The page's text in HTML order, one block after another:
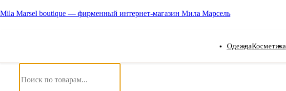
Mila Marsel boutique — фирменный интернет-магазин Мила Марсель
ОдеждаКосметика